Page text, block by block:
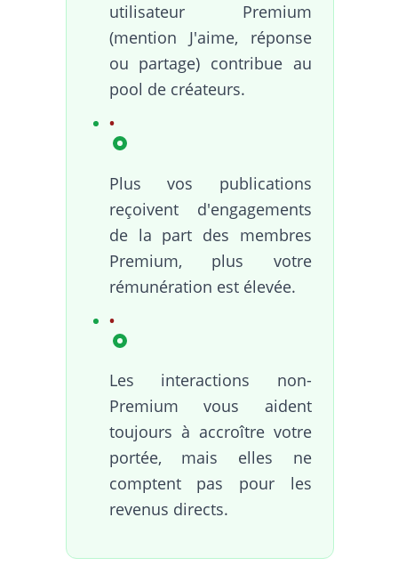
utilisateur Premium
(mention J'aime, réponse
ou partage) contribue au
pool de créateurs.
Plus vos publications
reçoivent d'engagements
de la part des membres
Premium, plus votre
rémunération est élevée.
Les interactions non-
Premium vous aident
toujours à accroître votre
portée, mais elles ne
comptent pas pour les
revenus directs.